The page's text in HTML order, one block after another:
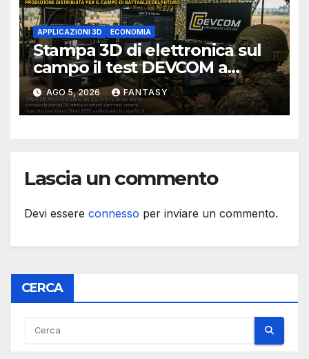
APPLICAZIONI 3D ECONOMIA
Stampa 3D di elettronica sul
campo il test DEVCOM a
Valiant Shield 2026
AGO 5, 2026 FANTASY
Lascia un commento
Devi essere connesso per inviare un commento.
CERCA